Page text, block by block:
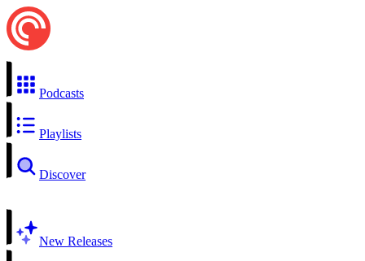
Podcasts
Playlists
Discover
New Releases